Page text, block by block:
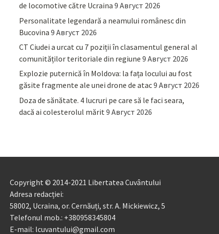
de locomotive către Ucraina 9 Август 2026
Personalitate legendară a neamului românesc din
Bucovina 9 Август 2026
CT Ciudei a urcat cu 7 poziții în clasamentul general al
comunităților teritoriale din regiune 9 Август 2026
Explozie puternică în Moldova: la fața locului au fost
găsite fragmente ale unei drone de atac9 Август 2026
Doza de sănătate. 4 lucruri pe care să le faci seara,
dacă ai colesterolul mărit 9 Август 2026
Copyright © 2014-2021 Libertatea Cuvântului
Adresa redacției:
58002, Ucraina, or. Cernăuți, str. A. Mickiewicz, 5
Telefonul mob.: +380958345804
E-mail: lcuvantului@gmail.com